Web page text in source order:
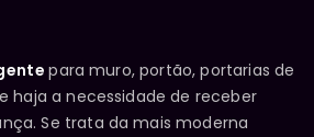
para muro, portão, portarias de
haja a necessidade de receber
Se trata da mais moderna